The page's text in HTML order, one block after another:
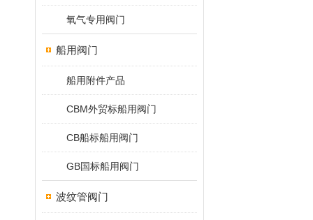
氧气专用阀门
船用阀门
船用附件产品
CBM外贸标船用阀门
CB船标船用阀门
GB国标船用阀门
波纹管阀门